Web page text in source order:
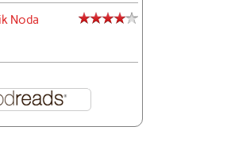
Noda